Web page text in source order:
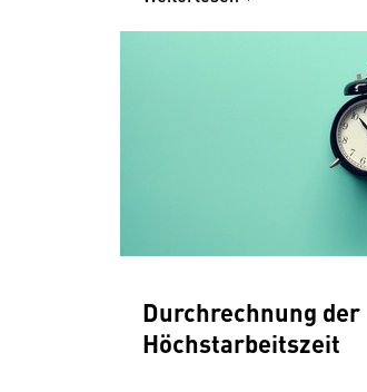
Durchrechnung der
Höchstarbeitszeit